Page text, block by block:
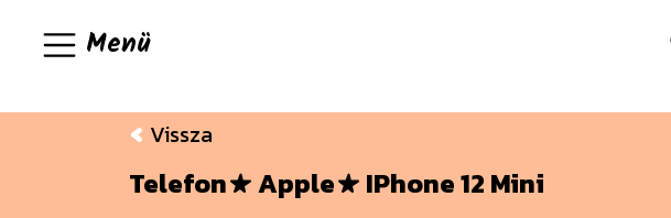
Menü
Vissza
Telefon Apple IPhone 12 Mini